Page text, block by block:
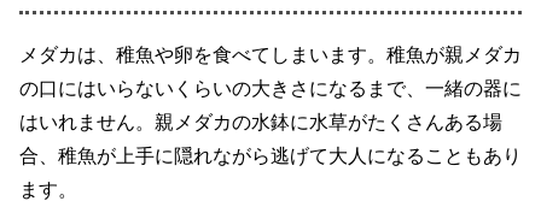
メダカは、稚魚や卵を食べてしまいます。稚魚が親メダカ
の口にはいらないくらいの大きさになるまで、一緒の器に
はいれません。親メダカの水鉢に水草がたくさんある場
合、稚魚が上手に隠れながら逃げて大人になることもあり
ます。